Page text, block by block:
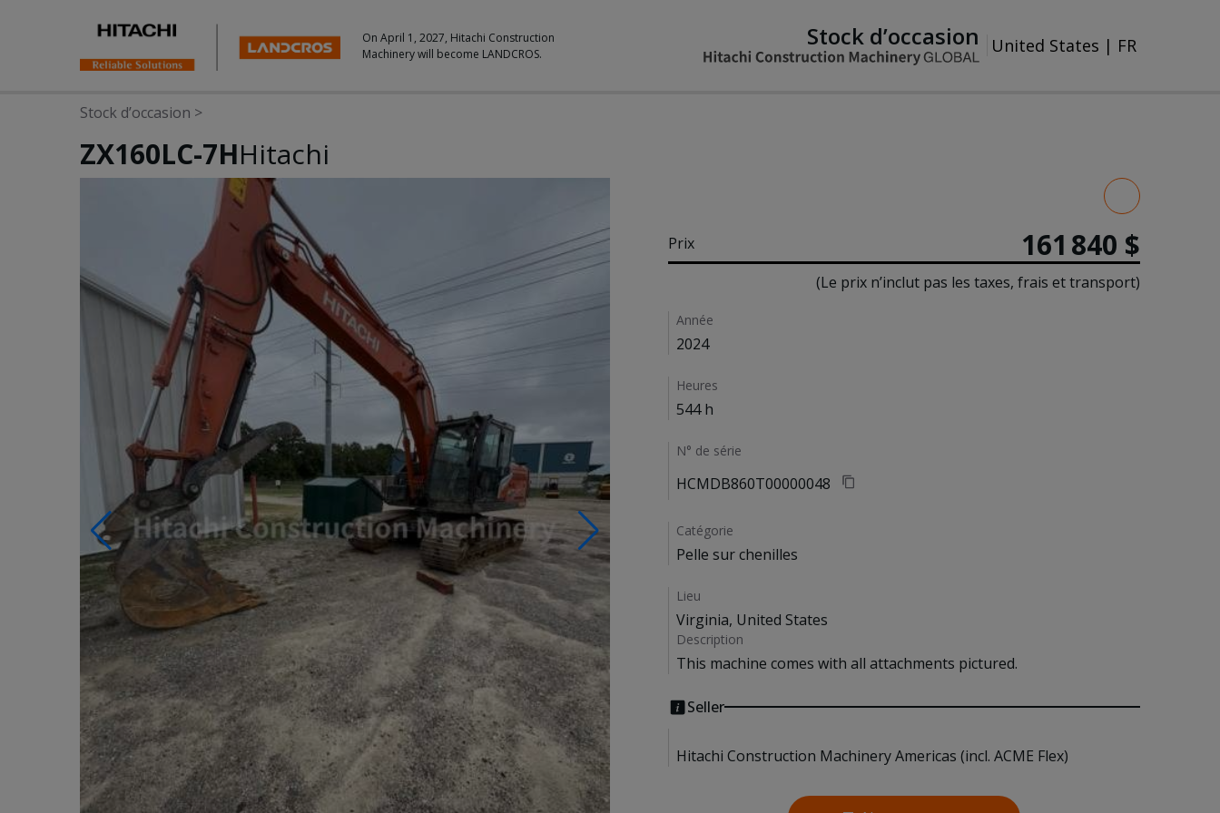
On April 1, 2027, Hitachi Construction
Machinery will become LANDCROS.
Stock d’occasion United States | FR
Stock d’occasion >
ZX160LC-7HHitachi
Prix 161 840 $
(Le prix n’inclut pas les taxes, frais et transport)
Details
Année
2024
Heures
544 h
N° de série
HCMDB860T00000048
Catégorie
Pelle sur chenilles
Lieu
Virginia, United States
Description
This machine comes with all attachments pictured.
Seller
Hitachi Construction Machinery Americas (incl. ACME Flex)